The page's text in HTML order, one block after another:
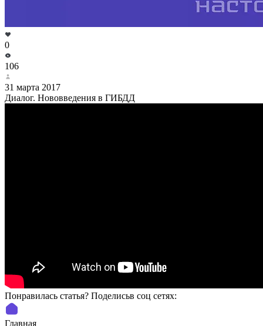
0
106
31 марта 2017
Диалог. Нововведения в ГИБДД
Понравилась статья? Поделиcьв соц сетях:
Главная